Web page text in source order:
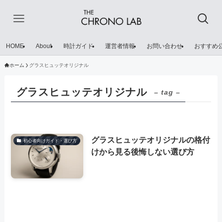
HOME About 時計ガイド 運営者情報 お問い合わせ おすすめ
ホーム グラスヒュッテオリジナル
グラスヒュッテオリジナル – tag –
初心者向けガイド・選び方
グラスヒュッテオリジナルの格付
けから見る後悔しない選び方